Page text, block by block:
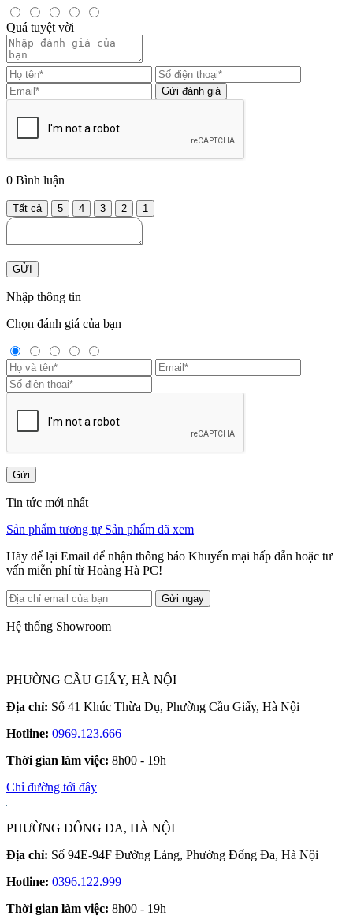
Quá tuyệt vời
Gửi đánh giá
0 Bình luận
Tất cả 5 4 3 2 1
GỬI
Nhập thông tin
Chọn đánh giá của bạn
Gửi
Tin tức mới nhất
Sản phẩm tương tự Sản phẩm đã xem
Hãy để lại Email để nhận thông báo Khuyến mại hấp dẫn hoặc tư
vấn miễn phí từ Hoàng Hà PC!
Gửi ngay
Hệ thống Showroom
PHƯỜNG CẦU GIẤY, HÀ NỘI
Địa chỉ: Số 41 Khúc Thừa Dụ, Phường Cầu Giấy, Hà Nội
Hotline: 0969.123.666
Thời gian làm việc: 8h00 - 19h
Chỉ đường tới đây
PHƯỜNG ĐỐNG ĐA, HÀ NỘI
Địa chỉ: Số 94E-94F Đường Láng, Phường Đống Đa, Hà Nội
Hotline: 0396.122.999
Thời gian làm việc: 8h00 - 19h